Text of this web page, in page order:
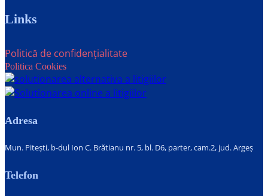
Links
Politică de confidențialitate
Politica Cookies
Adresa
Mun. Pitești, b-dul Ion C. Brătianu nr. 5, bl. D6, parter, cam.2, jud. Argeș
Telefon